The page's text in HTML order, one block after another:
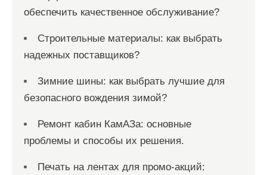
обеспечить качественное обслуживание?
Строительные материалы: как выбрать
надежных поставщиков?
Зимние шины: как выбрать лучшие для
безопасного вождения зимой?
Ремонт кабин КамАЗа: основные
проблемы и способы их решения.
Печать на лентах для промо-акций: